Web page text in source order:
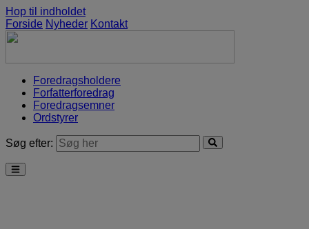
Hop til indholdet
Forside Nyheder Kontakt
Foredragsholdere
Forfatterforedrag
Foredragsemner
Ordstyrer
Søg efter: